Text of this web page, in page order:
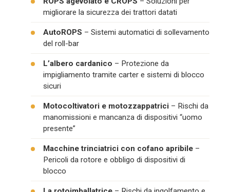
migliorare la sicurezza dei trattori datati
AutoROPS – Sistemi automatici di sollevamento
del roll-bar
L’albero cardanico – Protezione da
impigliamento tramite carter e sistemi di blocco
sicuri
Motocoltivatori e motozzappatrici – Rischi da
manomissioni e mancanza di dispositivi “uomo
presente”
Macchine trinciatrici con cofano apribile –
Pericoli da rotore e obbligo di dispositivi di
blocco